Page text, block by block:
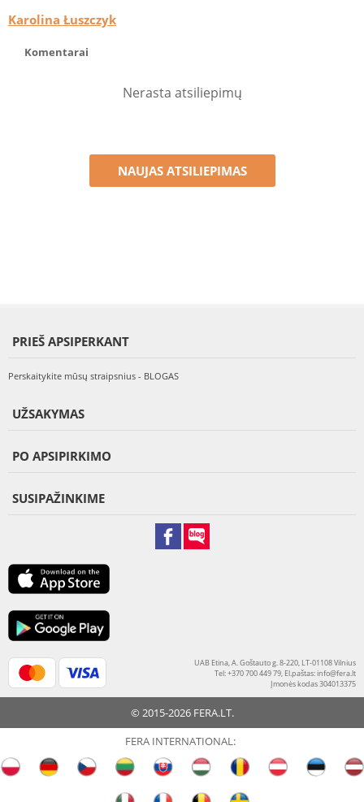
Karolina Łuszczyk
Komentarai
Nerasta atsiliepimų
NAUJAS ATSILIEPIMAS
PRIEŠ APSIPERKANT
Perskaitykite mūsų straipsnius - BLOGAS
UŽSAKYMAS
PO APSIPIRKIMO
SUSIPAŽINKIME
UAB Etina, A. Goštauto g. 8-220, LT-01108 Vilnius
Tel: +370 700 449 79, El.paštas:info@fera.lt
Įmonės kodas 304013375
© 2015-2026 FERA.LT.
FERA INTERNATIONAL: